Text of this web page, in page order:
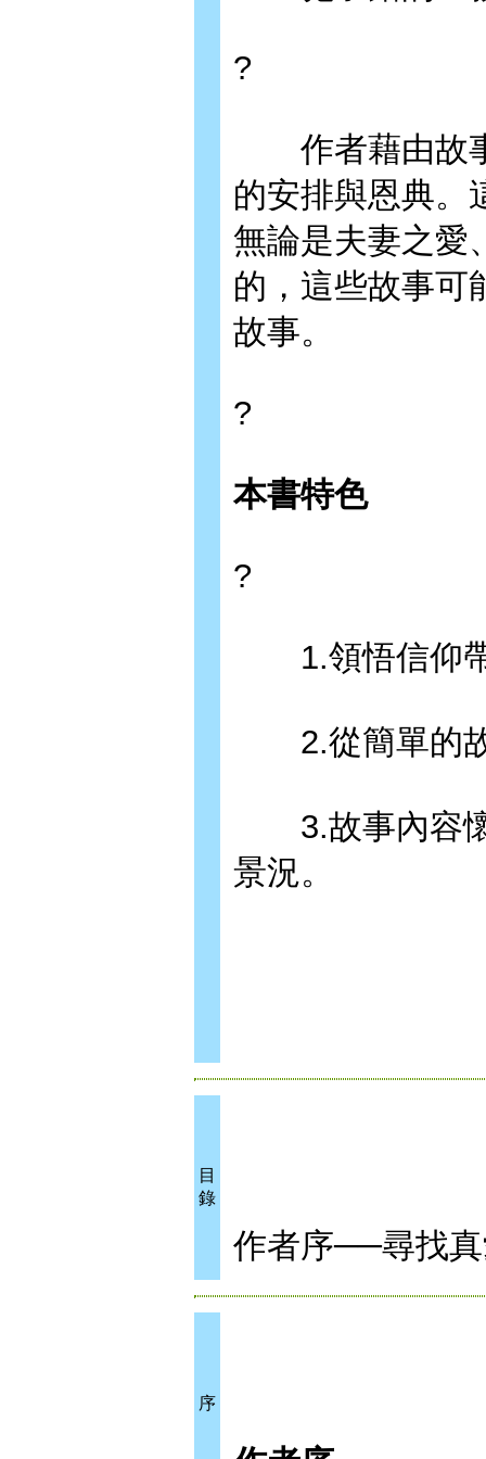
?
作者藉由故事
的安排與恩典。
無論是夫妻之愛
的，這些故事可
故事。
?
本書特色
?
1.領悟信仰帶
2.從簡單的故
3.故事內容懷
景況。
目
錄
作者序──尋找
序